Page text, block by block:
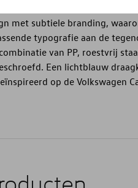
met een duurzame
met subtiele branding,
typografie aan de
van PP, roestvrij
Een lichtblauw
op de Volkswagen